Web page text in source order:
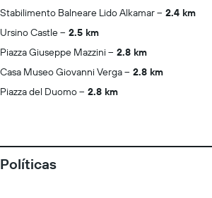
Stabilimento Balneare Lido Alkamar
2.4 km
Ursino Castle
2.5 km
Piazza Giuseppe Mazzini
2.8 km
Casa Museo Giovanni Verga
2.8 km
Piazza del Duomo
2.8 km
Políticas